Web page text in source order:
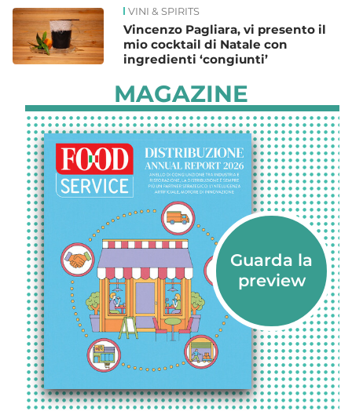
News VINI & SPIRITS
Vincenzo Pagliara, vi presento il
mio cocktail di Natale con
ingredienti ‘congiunti’
MAGAZINE